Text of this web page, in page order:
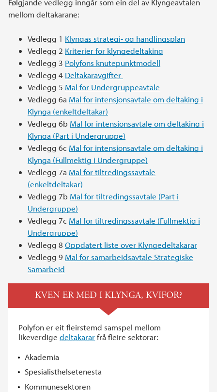
Følgjande vedlegg inngår som ein del av Klyngeavtalen
mellom deltakarane:
Vedlegg 1 Klyngas strategi- og handlingsplan
Vedlegg 2 Kriterier for klyngedeltaking
Vedlegg 3 Polyfons knutepunktmodell
Vedlegg 4 Deltakaravgifter
Vedlegg 5 Mal for Undergruppeavtale
Vedlegg 6a Mal for intensjonsavtale om deltaking i
Klynga (enkeltdeltakar)
Vedlegg 6b Mal for intensjonsavtale om deltaking i
Klynga (Part i Undergruppe)
Vedlegg 6c Mal for intensjonsavtale om deltaking i
Klynga (Fullmektig i Undergruppe)
Vedlegg 7a Mal for tiltredingssavtale
(enkeltdeltakar)
Vedlegg 7b Mal for tiltredingssavtale (Part i
Undergruppe)
Vedlegg 7c Mal for tiltredingssavtale (Fullmektig i
Undergruppe)
Vedlegg 8 Oppdatert liste over Klyngedeltakarar
Vedlegg 9 Mal for samarbeidsavtale Strategiske
Samarbeid
KVEN ER MED I KLYNGA, KVIFOR?
Polyfon er eit fleirstemd samspel mellom
likeverdigedeltakararfrå fleire sektorar:
Akademia
Spesialisthelsetenesta
Kommunesektoren